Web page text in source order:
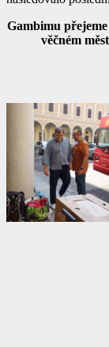
Gambimu
věčném